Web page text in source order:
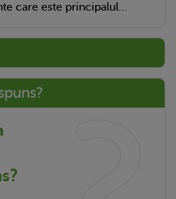
care este principalul...